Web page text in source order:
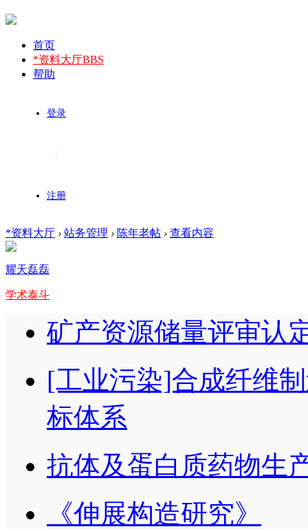
首页
*资料大厅BBS
帮助
登录
注册
*资料大厅 › 站务管理 › 陈年老帖 › 查看内容
耀天磊磊
学术泰斗
矿产资源储量评审认
[工业污染]合成纤维
标体系
抗体及蛋白质药物生
《伸展构造研究》